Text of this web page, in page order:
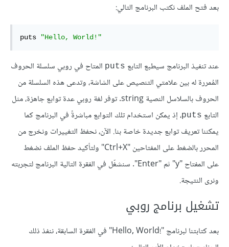
بعد فتح الملف نكتب البرنامج التالي:
puts "Hello, World!"
عند تنفيذ البرنامج سيطبع التابع puts المتاح في روبي سلسلة الحروف
المُمررة له بين علامتي التنصيص على الشاشة، وتدعى هذه السلسلة من
الحروف بالسلاسل النصية string. توفر لغة روبي عدة توابع جاهزة، مثل
التابع puts، إذ يمكن استخدام تلك التوابع مباشرةً في البرنامج كما
يمكننا تعريف توابع جديدة خاصة بنا. الآن، نحفظ التغييرات ونخرج من
المحرر بالضغط على المفتاحين "Ctrl+X" ولتأكيد حفظ الملف نضغط
على المفتاح "y" ثم "Enter". سنشغّل في الفقرة التالية البرنامج لتجربته
ونرى النتيجة.
تشغيل برنامج روبي
بعد كتابتنا لبرنامج "!Hello, World" في الفقرة السابقة، ننفذ ذلك